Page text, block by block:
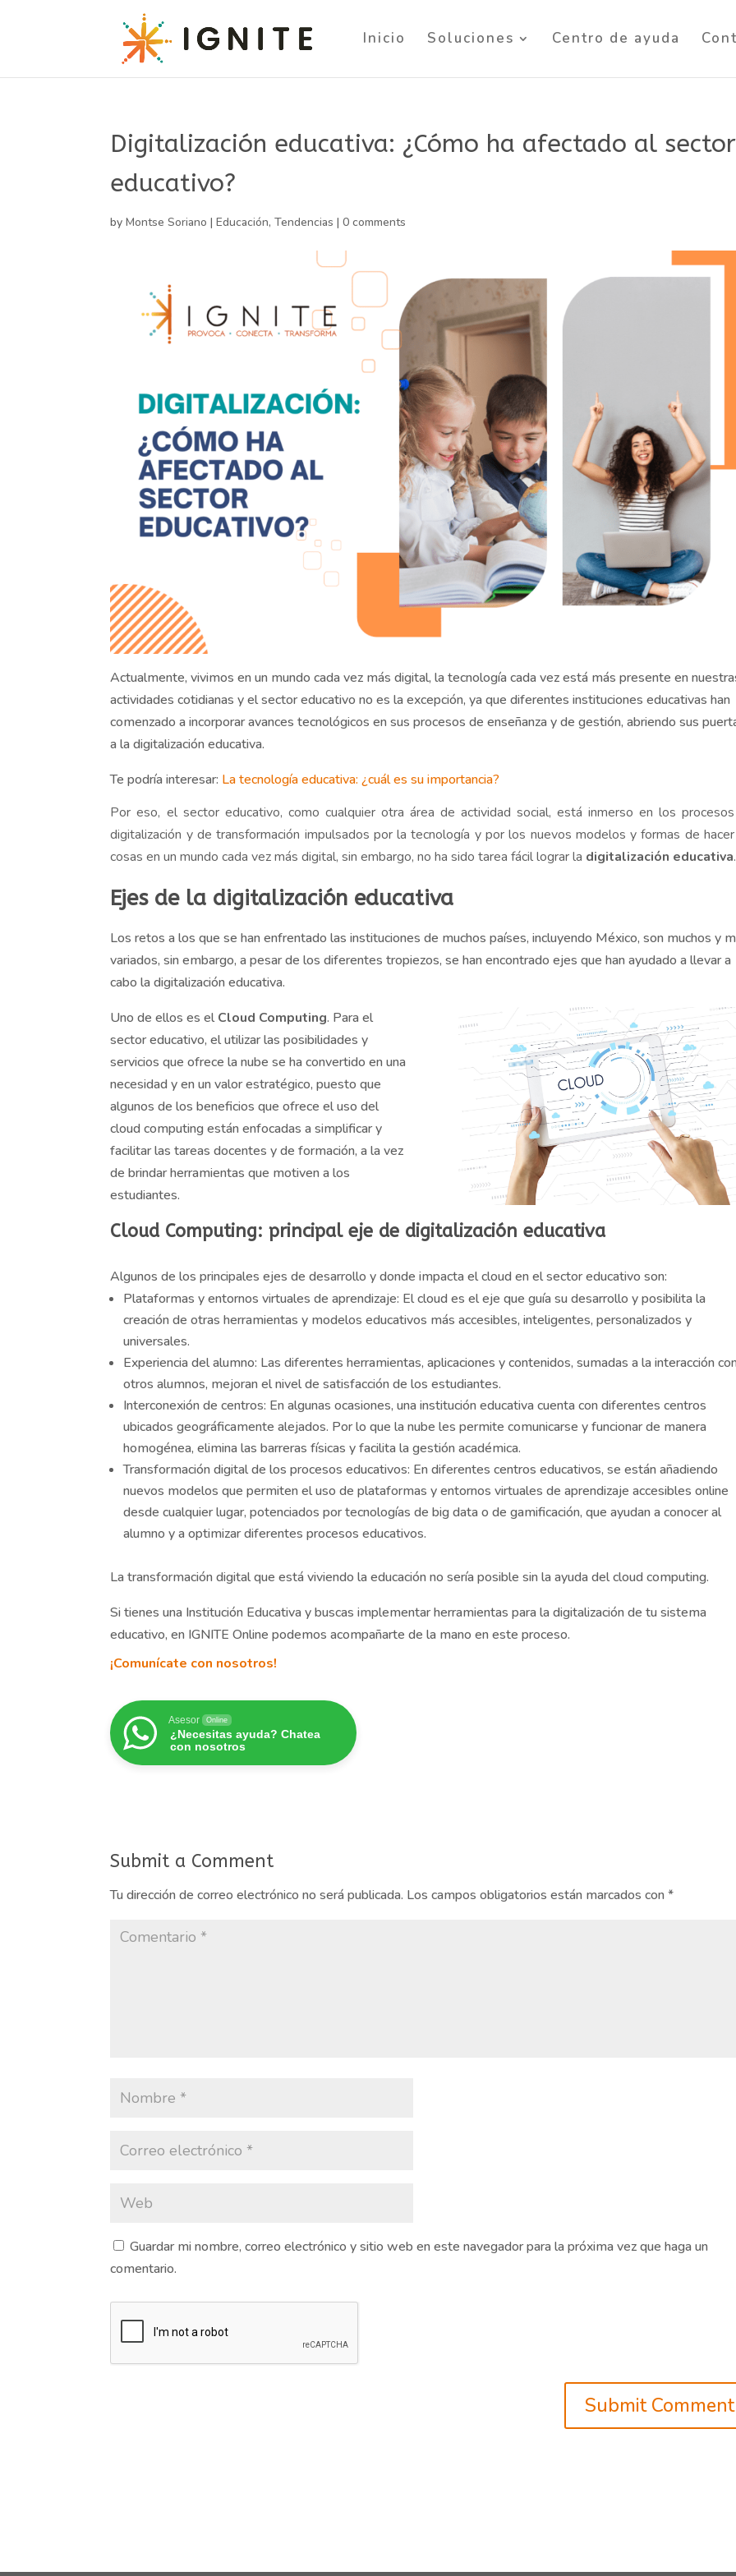
Inicio Soluciones Centro de ayuda
Digitalización educativa: ¿Cómo ha afectado al sector
educativo?
byMontse Soriano |Educación,Tendencias |0 comments
Actualmente, vivimos en un mundo cada vez más digital, la tecnología cada vez está más presente en
actividades cotidianas y el sector educativo no es la excepción, ya que diferentes instituciones educativas han
comenzado a incorporar avances tecnológicos en sus procesos de enseñanza y de gestión, abriendo sus
a la digitalización educativa.
Te podría interesar: La tecnología educativa: ¿cuál es su importancia?
Por eso, el sector educativo, como cualquier otra área de actividad social, está inmerso en los
digitalización y de transformación impulsados por la tecnología y por los nuevos modelos y formas de
cosas en un mundo cada vez más digital, sin embargo, no ha sido tarea fácil lograr la digitalización educativa.
Ejes de la digitalización educativa
Los retos a los que se han enfrentado las instituciones de muchos países, incluyendo México, son muchos y
variados, sin embargo, a pesar de los diferentes tropiezos, se han encontrado ejes que han ayudado a llevar a
cabo la digitalización educativa.
Uno de ellos es el Cloud Computing. Para el
sector educativo, el utilizar las posibilidades y
servicios que ofrece la nube se ha convertido en una
necesidad y en un valor estratégico, puesto que
algunos de los beneficios que ofrece el uso del
cloud computing están enfocadas a simplificar y
facilitar las tareas docentes y de formación, a la vez
de brindar herramientas que motiven a los
estudiantes.
Cloud Computing: principal eje de digitalización educativa
Algunos de los principales ejes de desarrollo y donde impacta el cloud en el sector educativo son:
Plataformas y entornos virtuales de aprendizaje: El cloud es el eje que guía su desarrollo y posibilita la
creación de otras herramientas y modelos educativos más accesibles, inteligentes, personalizados y
universales.
Experiencia del alumno: Las diferentes herramientas, aplicaciones y contenidos, sumadas a la interacción
otros alumnos, mejoran el nivel de satisfacción de los estudiantes.
Interconexión de centros: En algunas ocasiones, una institución educativa cuenta con diferentes centros
ubicados geográficamente alejados. Por lo que la nube les permite comunicarse y funcionar de manera
homogénea, elimina las barreras físicas y facilita la gestión académica.
Transformación digital de los procesos educativos: En diferentes centros educativos, se están añadiendo
nuevos modelos que permiten el uso de plataformas y entornos virtuales de aprendizaje accesibles online
desde cualquier lugar, potenciados por tecnologías de big data o de gamificación, que ayudan a conocer al
alumno y a optimizar diferentes procesos educativos.
La transformación digital que está viviendo la educación no sería posible sin la ayuda del cloud computing.
Si tienes una Institución Educativa y buscas implementar herramientas para la digitalización de tu sistema
educativo, en IGNITE Online podemos acompañarte de la mano en este proceso.
¡Comunícate con nosotros!
Asesor Online
¿Necesitas ayuda? Chatea
con nosotros
Submit a Comment
Tu dirección de correo electrónico no será publicada. Los campos obligatorios están marcados con*
Guardar mi nombre, correo electrónico y sitio web en este navegador para la próxima vez que haga un
comentario.